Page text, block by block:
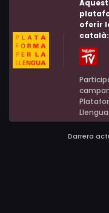
oferir
català:
Llengua.
Darrera